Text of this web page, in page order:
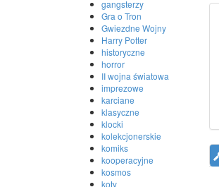
gangsterzy
Gra o Tron
Gwiezdne Wojny
Harry Potter
historyczne
horror
II wojna światowa
imprezowe
karciane
klasyczne
klocki
kolekcjonerskie
komiks
kooperacyjne
kosmos
koty